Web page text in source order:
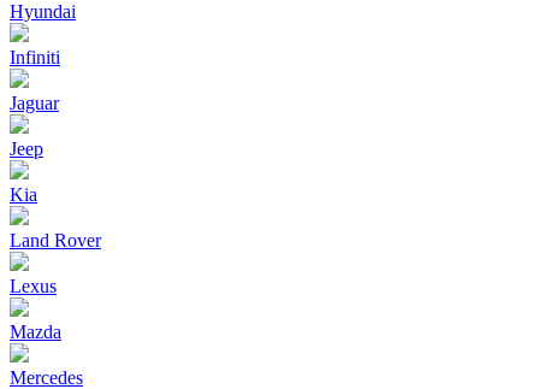
Hyundai
Infiniti
Jaguar
Jeep
Kia
Land Rover
Lexus
Mazda
Mercedes